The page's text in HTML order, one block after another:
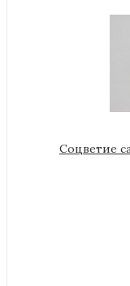
Соцветие